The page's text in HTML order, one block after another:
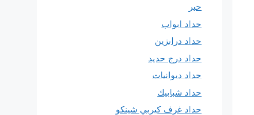
حبر
حداد ابواب
حداد درابزين
حداد درج حديد
حداد ديوانيات
حداد شبابيك
حداد غرف كيربي شينكو